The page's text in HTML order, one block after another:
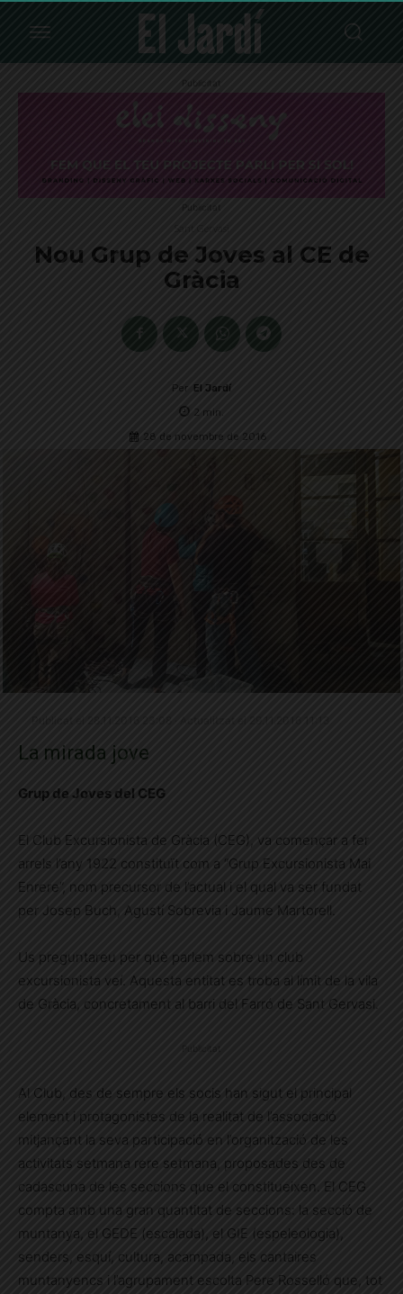
Publicitat
Publicitat
Nou Grup de Joves al CE de
Gràcia
Per El Jardí
2 min.
28 de novembre de 2016
La mirada jove
Grup de Joves del CEG
El Club Excursionista de Gràcia (CEG), va començar a fer
arrels l’any 1922 constituït com a “Grup Excursionista Mai
Enrere”, nom precursor de l’actual i el qual va ser fundat
per Josep Buch, Agustí Sobrevia i Jaume Martorell.
Us preguntareu per què parlem sobre un club
excursionista veí. Aquesta entitat es troba al límit de la vila
de Gràcia, concretament al barri del Farró de Sant Gervasi.
Al Club, des de sempre els socis han sigut el principal
element i protagonistes de la realitat de l’associació
mitjançant la seva participació en l’organització de les
activitats setmana rere setmana, proposades des de
cadascuna de les seccions que el constitueixen. El CEG
compta amb una gran quantitat de seccions: la secció de
muntanya, el GEDE (escalada), el GIE (espeleologia),
senders, esquí, cultura, acampada, els cantaires
muntanyencs i l’agrupament escolta Pere Rosselló que, tot